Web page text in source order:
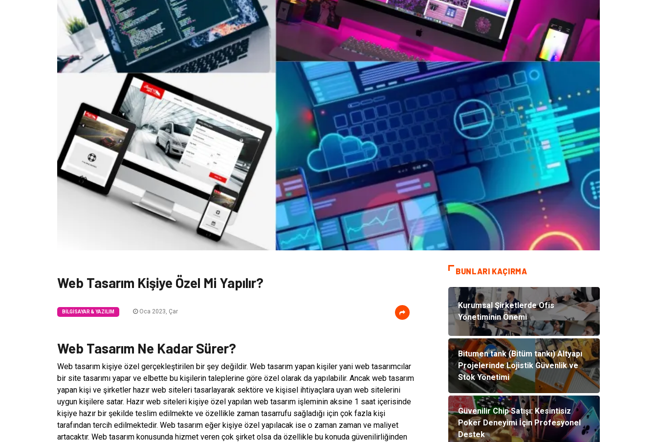
Web Tasarım Kişiye Özel Mi Yapılır?
BILGISAYAR & YAZILIM Oca 2023, Çar
Web Tasarım Ne Kadar Sürer?
Web tasarım kişiye özel gerçekleştirilen bir şey değildir. Web tasarım yapan kişiler yani web tasarımcılar
bir site tasarımı yapar ve elbette bu kişilerin taleplerine göre özel olarak da yapılabilir. Ancak web tasarım
yapan kişi ve şirketler hazır web siteleri tasarlayarak sektöre ve kişisel ihtiyaçlara uyan web sitelerini
uygun kişilere satar. Hazır web siteleri kişiye özel yapılan web tasarım işleminin aksine 1 saat içerisinde
kişiye hazır bir şekilde teslim edilmekte ve özellikle zaman tasarrufu sağladığı için çok fazla kişi
tarafından tercih edilmektedir. Web tasarım eğer kişiye özel yapılacak ise o zaman zaman ve maliyet
artacaktır. Web tasarım konusunda hizmet veren çok şirket olsa da özellikle bu konuda güvenilirliğinden
BUNLARI KAÇIRMA
Kurumsal Şirketlerde Ofis
Yönetiminin Önemi
Bitumen tank (Bitüm tankı) Altyapı
Projelerinde Lojistik Güvenlik ve
Stok Yönetimi
Güvenilir Chip Satışı: Kesintisiz
Poker Deneyimi İçin Profesyonel
Destek